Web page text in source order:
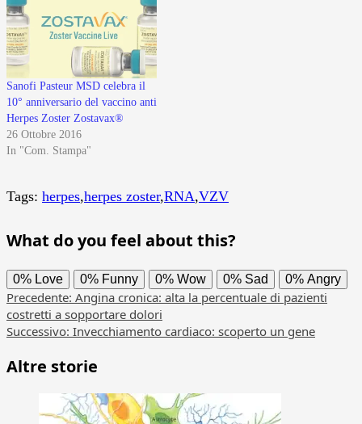
Sanofi Pasteur MSD celebra il
10° anniversario del vaccino anti
Herpes Zoster Zostavax®
26 Ottobre 2016
In "Com. Stampa"
Tags: herpes,herpes zoster,RNA,VZV
What do you feel about this?
0% Love 0% Funny 0% Wow 0% Sad 0% Angry
Navigazione
articolo
Precedente: Angina cronica: alta la percentuale di pazienti
costretti a sopportare dolori
Successivo: Invecchiamento cardiaco: scoperto un gene
Altre storie